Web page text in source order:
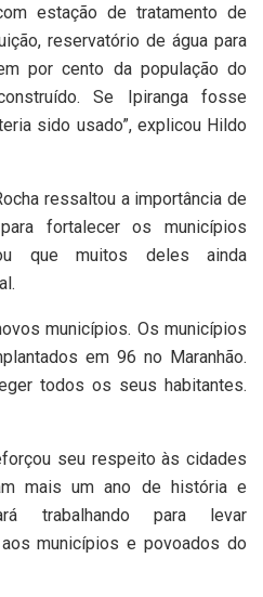
estação de tratamento de
reservatório de água para
por cento da população do
Se Ipiranga fosse
sido usado”, explicou Hildo
ressaltou a importância de
fortalecer os municípios
que muitos deles ainda
municípios. Os municípios
em 96 no Maranhão.
todos os seus habitantes.
seu respeito às cidades
mais um ano de história e
trabalhando para levar
municípios e povoados do